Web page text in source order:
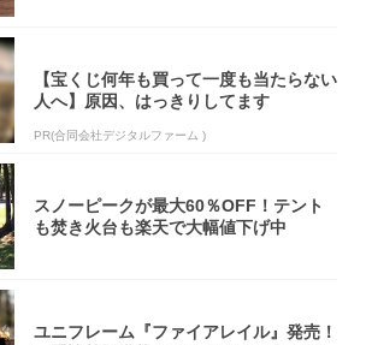
【宝くじ何年も買って一度も当たらない
人へ】原因、はっきりしてます
PR(合同会社デジタルファーム )
スノーピークが最大60％OFF！テント
も焚き火台も楽天で大幅値下げ中
ユニフレーム『ファイアレイル』発売！